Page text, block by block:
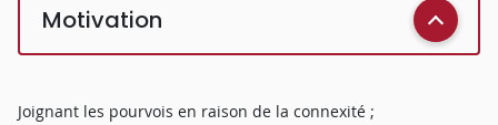
Motivation
Joignant les pourvois en raison de la connexité ;